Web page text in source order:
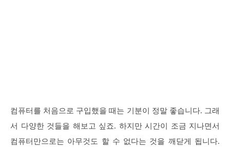
컴퓨터를 처음으로 구입했을 때는 기분이 정말 좋습니다. 그래
서 다양한 것들을 해보고 싶죠. 하지만 시간이 조금 지나면서
컴퓨터만으로는 아무것도 할 수 없다는 것을 깨닫게 됩니다.